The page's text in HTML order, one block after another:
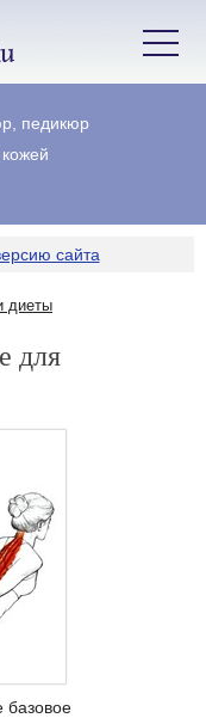
педикюр
сайта
диеты
для
базовое